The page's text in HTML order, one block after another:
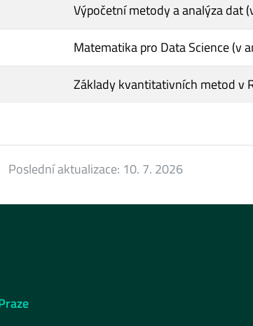
Výpočetní metody a analýza dat
Matematika pro Data Science (v
Základy kvantitativních metod v
Poslední aktualizace: 10. 7. 2026